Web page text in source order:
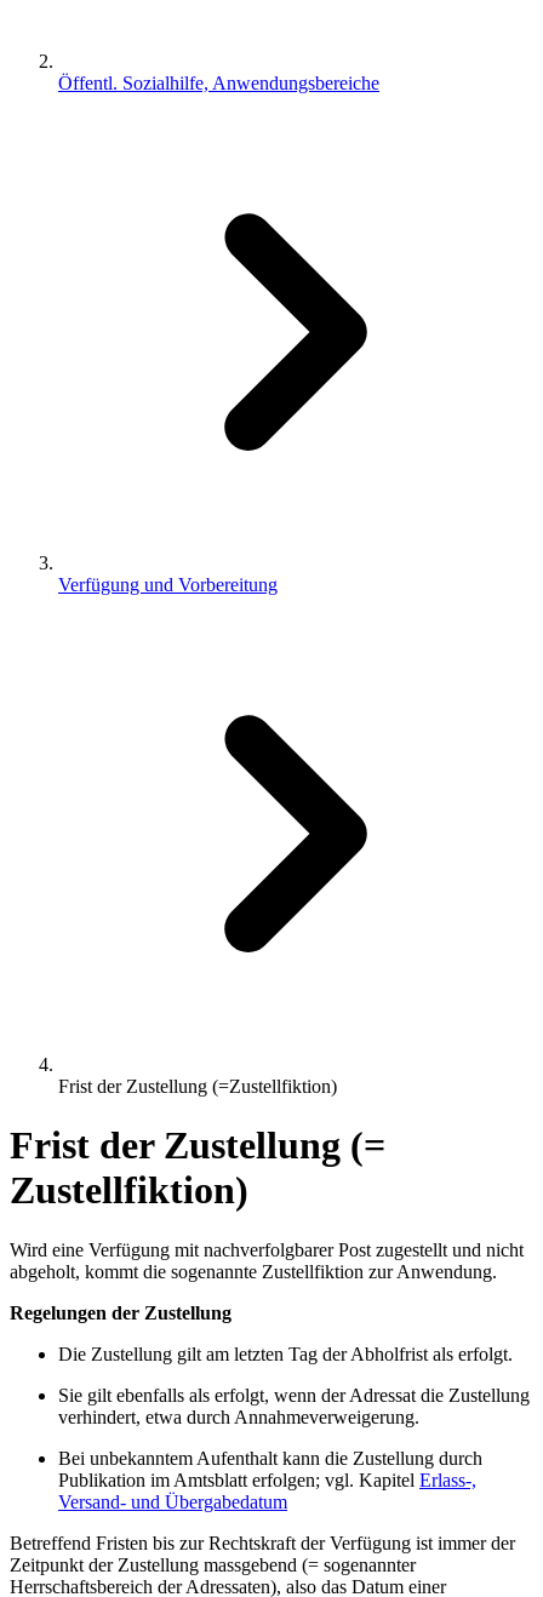
Öffentl. Sozialhilfe, Anwendungsbereiche
Verfügung und Vorbereitung
Frist der Zustellung (=Zustellfiktion)
Frist der Zustellung (=
Zustellfiktion)
Wird eine Verfügung mit nachverfolgbarer Post zugestellt und nicht
abgeholt, kommt die sogenannte Zustellfiktion zur Anwendung.
Regelungen der Zustellung
Die Zustellung gilt am letzten Tag der Abholfrist als erfolgt.
Sie gilt ebenfalls als erfolgt, wenn der Adressat die Zustellung
verhindert, etwa durch Annahmeverweigerung.
Bei unbekanntem Aufenthalt kann die Zustellung durch
Publikation im Amtsblatt erfolgen; vgl. Kapitel Erlass-,
Versand- und Übergabedatum
Betreffend Fristen bis zur Rechtskraft der Verfügung ist immer der
Zeitpunkt der Zustellung massgebend (= sogenannter
Herrschaftsbereich der Adressaten), also das Datum einer